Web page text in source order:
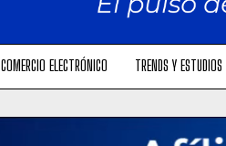
COMERCIO ELECTRÓNICO TRENDS Y ESTUDIOS